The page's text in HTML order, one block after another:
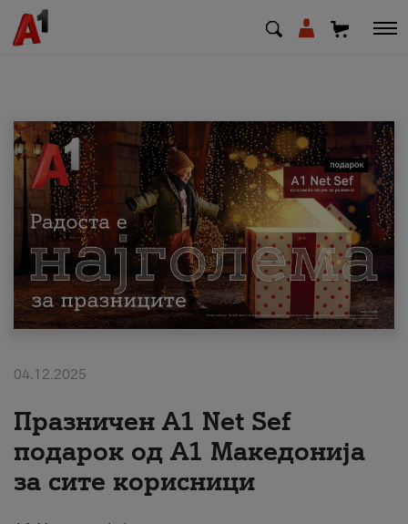
МК EN SQ
Приватни Деловни
Поддршка
Надополни кредит
За нас
#ПодобарОнлајн
04.12.2025
Празничен A1 Net Sеf
подарок од А1 Македонија
за сите корисници